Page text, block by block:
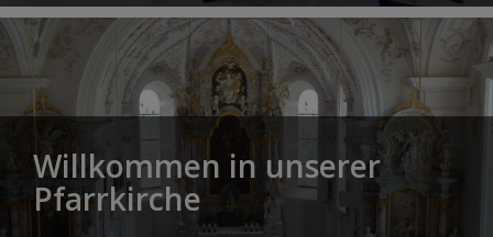
Willkommen in unserer
Pfarrkirche